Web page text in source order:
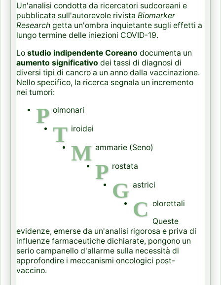
Un'analisi condotta da ricercatori sudcoreani e
pubblicata sull'autorevole rivista Biomarker
Research getta un'ombra inquietante sugli effetti a
lungo termine delle iniezioni COVID-19.
Lo studio indipendente Coreano documenta un
aumento significativo dei tassi di diagnosi di
diversi tipi di cancro a un anno dalla vaccinazione.
Nello specifico, la ricerca segnala un incremento
nei tumori:
P olmonari
T iroidei
M ammarie (Seno)
P rostata
G astrici
C olorettali
Queste
evidenze, emerse da un'analisi rigorosa e priva di
influenze farmaceutiche dichiarate, pongono un
serio campanello d'allarme sulla necessità di
approfondire i meccanismi oncologici post-
vaccino.